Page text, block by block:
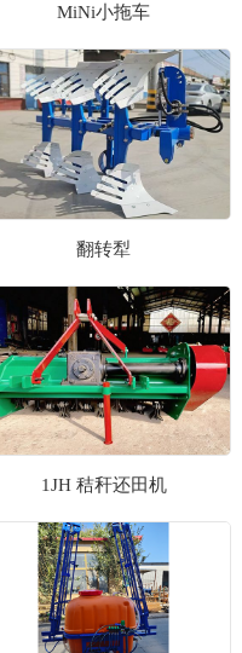
MiNi小拖车
翻转犁
1JH 秸秆还田机